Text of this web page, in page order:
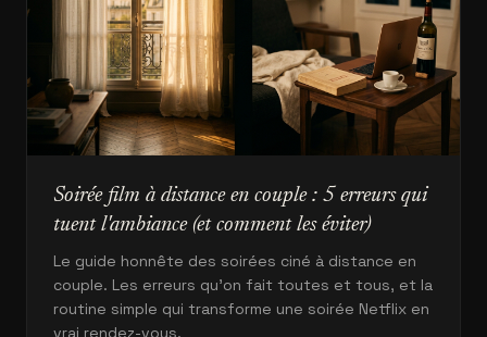
Soirée film à distance en couple : 5 erreurs qui
tuent l'ambiance (et comment les éviter)
Le guide honnête des soirées ciné à distance en
couple. Les erreurs qu'on fait toutes et tous, et la
routine simple qui transforme une soirée Netflix en
vrai rendez-vous.